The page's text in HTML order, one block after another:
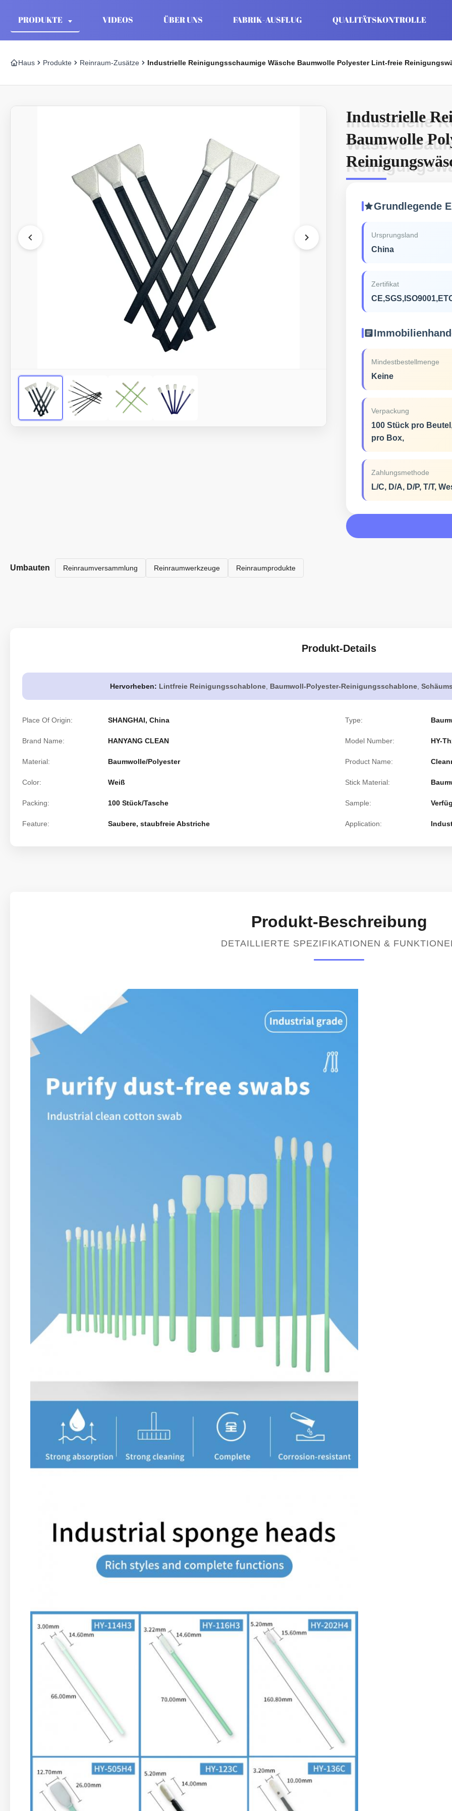
PRODUKTE VIDEOS ÜBER UNS FABRIK-AUSFLUG QUALITÄTSKONTROLLE
Haus Produkte Reinraum-Zusätze Industrielle Reinigungsschaumige Wäsche Baumwolle Polyester Lint-freie
Industrielle
Baumwolle
Industrielle
Wäsche
Grundlegende
Ursprungsland
China
Zertifikat
Mindestbestellmenge
Keine
Verpackung
100 Stück pro
pro Box,
Zahlungsmethode
L/C, D/A, D/P, T/T,
Umbauten Reinraumversammlung Reinraumwerkzeuge Reinraumprodukte
Produkt-Details
Hervorheben: Lintfreie Reinigungsschablone Baumwoll-Polyester-Reinigungsschablone
Place Of Origin: SHANGHAI, China Type:
Brand Name: HANYANG CLEAN Model Number: HY-
Material: Baumwolle/Polyester Product Name:
Color: Weiß Stick Material:
Packing: 100 Stück/Tasche Sample:
Feature: Saubere, staubfreie Abstriche Application:
Produkt-Beschreibung
DETAILLIERTE SPEZIFIKATIONEN &